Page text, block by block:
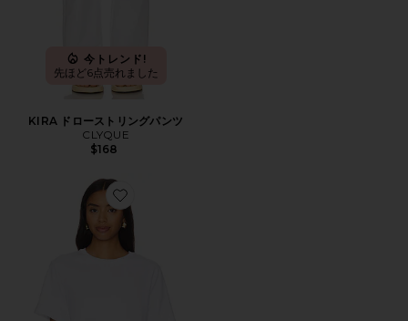
今トレンド!
先ほど6点売れました
KIRA ドローストリングパンツ
CLYQUE
$168
Favorite WALKER ボディスーツ